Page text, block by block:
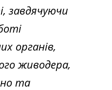
завдячуючи
органів,
живодера,
та